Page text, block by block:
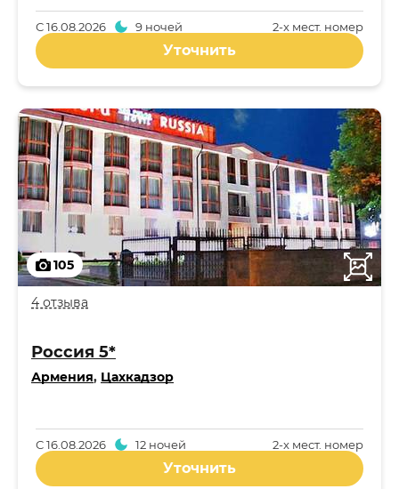
2-x мест. номер
С16.08.2026 9 ночей
Уточнить
105
4 отзыва
Россия 5*
Армения, Цахкадзор
2-x мест. номер
С16.08.2026 12 ночей
Уточнить